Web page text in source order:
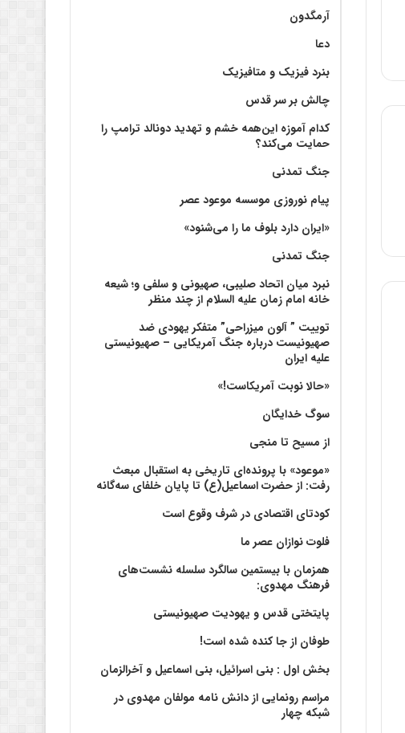
آرمگدون
دعا
بنرد فیزیک و متافیزیک
چالش بر سر قدس
کدام آموزه این‌همه خشم و تهدید دونالد ترامپ را
حمایت می‌کند؟
جنگ تمدنی
پیام نوروزی موسسه موعود عصر
«ایران دارد بلوف ما را می‌شنود»
جنگ تمدنی
نبرد میان اتحاد صلیبی، صهیونی و سلفی و؛ شیعه
خانه امام زمان علیه السلام از چند منظر
توییت ” آلون میزراحی” متفکر یهودی ضد
صهیونیست درباره جنگ آمریکایی – صهیونیستی
علیه ایران
«حالا نوبت آمریکاست!»
سوگ خدایگان
از مسیح تا منجی
«موعود» با پرونده‌ای تاریخی به استقبال مبعث
رفت: از حضرت اسماعیل(ع) تا پایان خلفای سه‌گانه
کودتای اقتصادی در شرف وقوع است
فلوت نوازان عصر ما
همزمان با بیستمین سالگرد سلسله نشست‌های
فرهنگ مهدوی:‌
پایتختی قدس و یهودیت صهیونیستی
طوفان از جا کنده شده است!
بخش اول : بنی اسرائیل، بنی اسماعیل و آخرالزمان
مراسم رونمایی از دانش نامه مولفان مهدوی در
شبکه چهار